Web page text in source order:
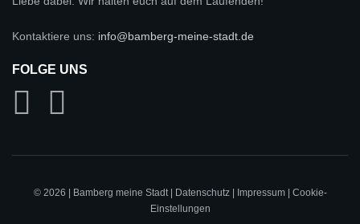
Kontaktiere uns: info@bamberg-meine-stadt.de
FOLGE UNS
© 2026 | Bamberg meine Stadt | Datenschutz| Impressum| Cookie-
Einstellungen